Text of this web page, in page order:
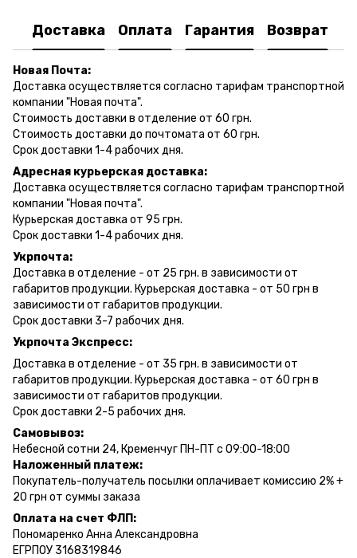
Доставка Оплата Гарантия Возврат
Новая Почта:
Доставка осуществляется согласно тарифам транспортной
компании "Новая почта".
Стоимость доставки в отделение от 60 грн.
Стоимость доставки до почтомата от 60 грн.
Срок доставки 1-4 рабочих дня.
Адресная курьерская доставка:
Доставка осуществляется согласно тарифам транспортной
компании "Новая почта".
Курьерская доставка от 95 грн.
Срок доставки 1-4 рабочих дня.
Укрпочта:
Доставка в отделение - от 25 грн. в зависимости от
габаритов продукции. Курьерская доставка - от 50 грн в
зависимости от габаритов продукции.
Срок доставки 3-7 рабочих дня.
Укрпочта Экспресс:
Доставка в отделение - от 35 грн. в зависимости от
габаритов продукции. Курьерская доставка - от 60 грн в
зависимости от габаритов продукции.
Срок доставки 2-5 рабочих дня.
Самовывоз:
Небесной сотни 24, Кременчуг ПН-ПТ с 09:00-18:00
Наложенный платеж:
Покупатель-получатель посылки оплачивает комиссию 2% +
20 грн от суммы заказа
Оплата на счет ФЛП:
Пономаренко Анна Александровна
ЕГРПОУ 3168319846